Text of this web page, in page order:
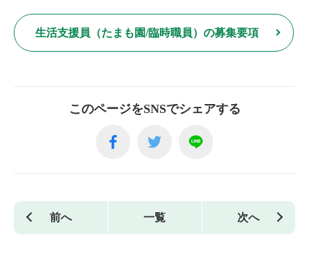
生活支援員（たまも園/臨時職員）の募集要項
このページをSNSでシェアする
前へ 一覧 次へ